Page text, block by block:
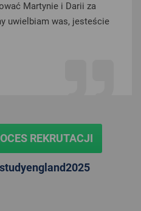
Martynie i Darii za
uwielbiam was, jesteście
REKRUTACJI
studyengland2025